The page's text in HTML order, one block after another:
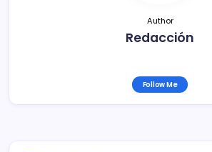
Author
Redacción
Follow Me